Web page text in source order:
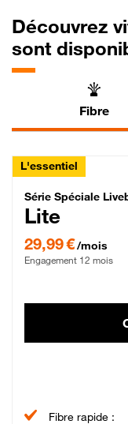
Découvrez
sont
Fibre
L'essentiel
Série
Série Spéciale
Lite
29,99 €/mois
Engagement 12 mois
Fibre rapide :